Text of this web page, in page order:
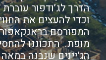
הדרך לג’ודפור
וכדי להעצים את
המפורסם
מופת. התכוננו